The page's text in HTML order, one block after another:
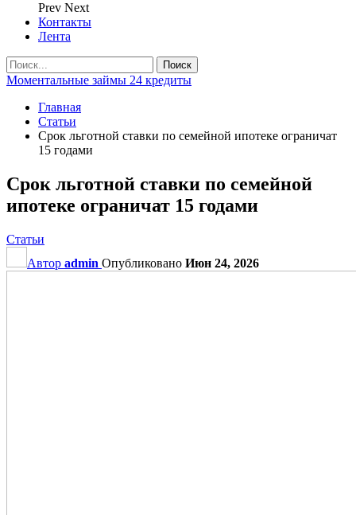
Prev Next
Контакты
Лента
Моментальные займы 24 кредиты
Главная
Статьи
Срок льготной ставки по семейной ипотеке ограничат
15 годами
Срок льготной ставки по семейной
ипотеке ограничат 15 годами
Статьи
Автор admin Опубликовано Июн 24, 2026